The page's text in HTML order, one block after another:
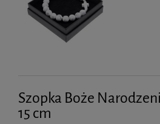
Szopka Boże
15 cm